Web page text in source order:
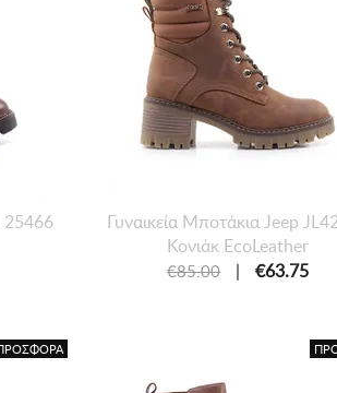
25466
Γυναικεία Μποτάκια Jeep
Κονιάκ EcoLeather
€85.00 | €63.75